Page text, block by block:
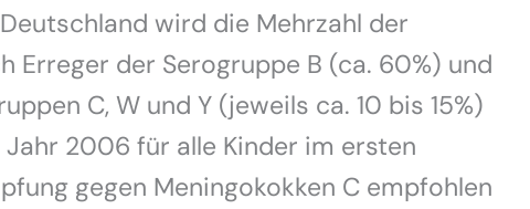
wird die Mehrzahl der
Erreger der Serogruppe B (ca. 60%) und
C, W und Y (jeweils ca. 10 bis 15%)
2006 für alle Kinder im ersten
gegen Meningokokken C empfohlen